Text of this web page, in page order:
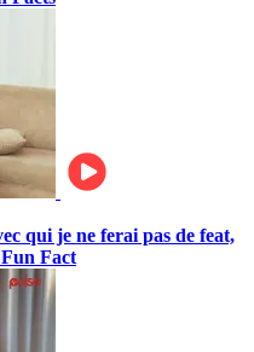
qui je ne ferai pas de feat,
Fun Fact